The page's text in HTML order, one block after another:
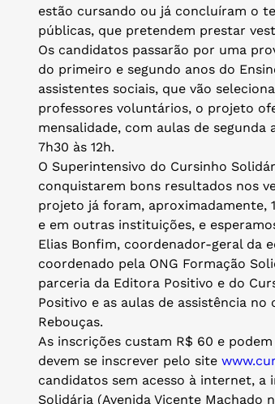
estão cursando ou já concluíram o
públicas, que pretendem prestar
Os candidatos passarão por uma
do primeiro e segundo anos do
assistentes sociais, que vão
professores voluntários, o projeto
mensalidade, com aulas de segunda
7h30 às 12h.
O Superintensivo do Cursinho
conquistarem bons resultados nos
projeto já foram, aproximadamente,
e em outras instituições, e
Elias Bonfim, coordenador-geral da
coordenado pela ONG Formação
parceria da Editora Positivo e do
Positivo e as aulas de assistência
Rebouças.
As inscrições custam R$ 60 e
devem se inscrever pelo site
candidatos sem acesso à internet, a
Solidária (Avenida Vicente Machado